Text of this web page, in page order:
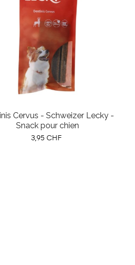
Cervus - Schweizer Lecky -
Snack pour chien
Prix
3,95 CHF